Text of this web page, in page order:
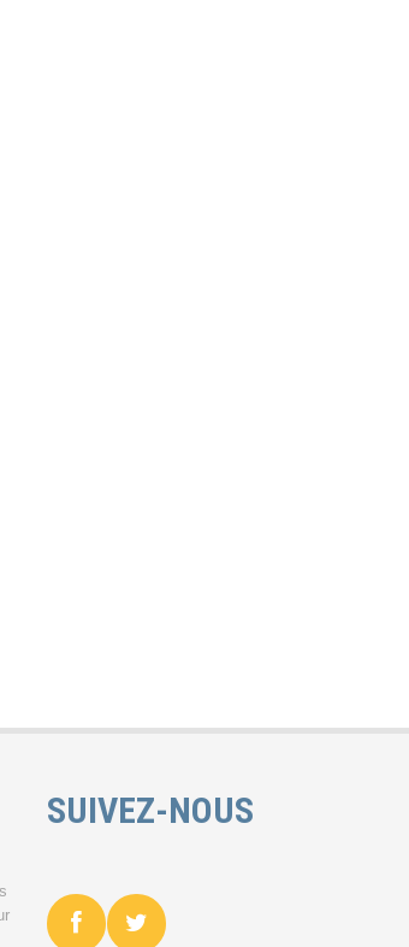
SUIVEZ-NOUS